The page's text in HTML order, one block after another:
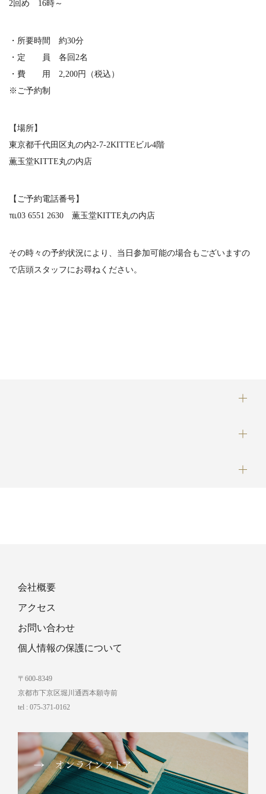
2回め 16時～
・所要時間 約30分
・定 員 各回2名
・費 用 2,200円（税込）
※ご予約制
【場所】
東京都千代田区丸の内2-7-2KITTEビル4階
薫玉堂KITTE丸の内店
【ご予約電話番号】
℡03 6551 2630 薫玉堂KITTE丸の内店
その時々の予約状況により、当日参加可能の場合もございますの
で店頭スタッフにお尋ねください。
会社概要
アクセス
お問い合わせ
個人情報の保護について
〒600-8349
京都市下京区堀川通西本願寺前
tel : 075-371-0162